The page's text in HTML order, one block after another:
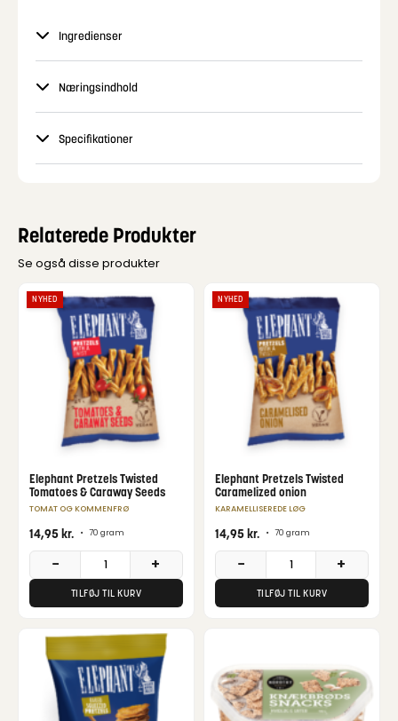
Ingredienser
Næringsindhold
Specifikationer
Relaterede Produkter
Se også disse produkter
NYHED
Elephant Pretzels Twisted
Tomatoes & Caraway Seeds
TOMAT OG KOMMENFRØ
14,95kr. • 70 gram
− +
TILFØJ TIL KURV
NYHED
Elephant Pretzels Twisted
Caramelized onion
KARAMELLISEREDE LØG
14,95kr. • 70 gram
− +
TILFØJ TIL KURV